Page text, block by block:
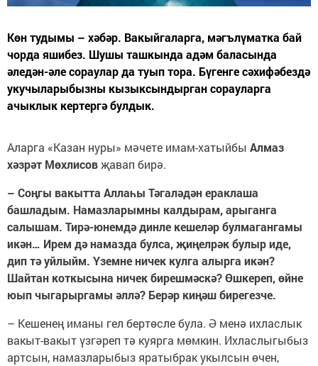
Көн тудымы – хәбәр. Вакыйгаларга, мәгълүматка бай
чорда яшибез. Шушы ташкында адәм баласында
әледән-әле сораулар да туып тора. Бүгенге сәхифәбездә
укучыларыбызны кызыксындырган сорауларга
ачыклык кертергә булдык.
Аларга «Казан нуры» мәчете имам-хатыйбы Алмаз
хәзрәт Мөхлисовҗавап бирә.
– Соңгы вакытта Аллаһы Тәгаләдән ераклаша
башладым. Намазларымны калдырам, арыганга
салышам. Тирә-юнемдә динле кешеләр булмагангамы
икән… Ирем дә намазда булса, җиңелрәк булыр иде,
дип тә уйлыйм. Үземне ничек кулга алырга икән?
Шайтан коткысына ничек бирешмәскә? Өшкереп, өйне
юып чыгарыргамы әллә? Берәр киңәш бирегезче.
– Кешенең иманы гел бертөсле була. Ә менә ихласлык
вакыт-вакыт үзгәреп тә куярга мөмкин. Ихласлыгыбыз
артсын, намазларыбыз яратыбрак укылсын өчен,